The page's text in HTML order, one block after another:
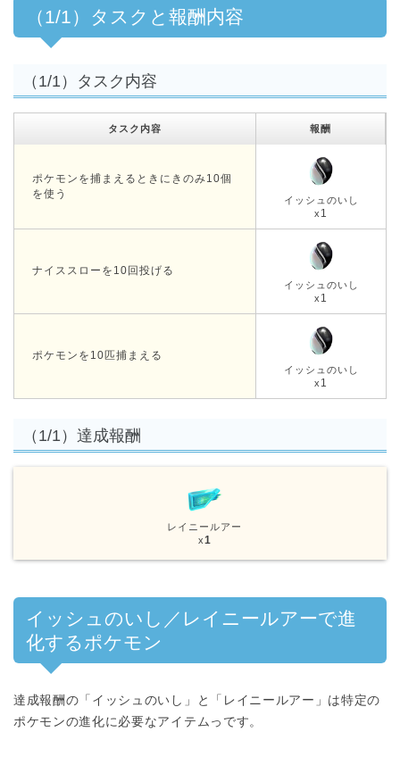
（1/1）タスクと報酬内容
（1/1）タスク内容
タスク内容 報酬
ポケモンを捕まえるときにきのみ10個
を使う
イッシュのいし
x 1
ナイススローを10回投げる
イッシュのいし
x 1
ポケモンを10匹捕まえる
イッシュのいし
x 1
（1/1）達成報酬
レイニールアー
x1
イッシュのいし／レイニールアーで進
化するポケモン
達成報酬の「イッシュのいし」と「レイニールアー」は特定の
ポケモンの進化に必要なアイテムっです。